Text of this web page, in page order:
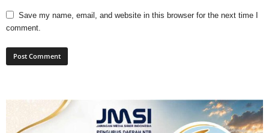
Save my name, email, and website in this browser for the next time I
comment.